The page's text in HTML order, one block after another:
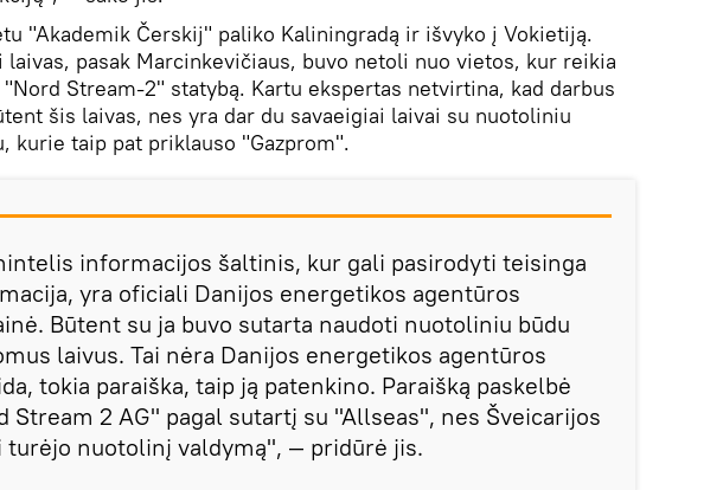
"Akademik Čerskij" paliko Kaliningradą ir išvyko į Vokietiją.
laivas, pasak Marcinkevičiaus, buvo netoli nuo vietos, kur reikia
Stream-2" statybą. Kartu ekspertas netvirtina, kad darbus
šis laivas, nes yra dar du savaeigiai laivai su nuotoliniu
kurie taip pat priklauso "Gazprom".
informacijos šaltinis, kur gali pasirodyti teisinga
yra oficiali Danijos energetikos agentūros
Būtent su ja buvo sutarta naudoti nuotoliniu būdu
laivus. Tai nėra Danijos energetikos agentūros
tokia paraiška, taip ją patenkino. Paraišką paskelbė
Stream 2 AG" pagal sutartį su "Allseas", nes Šveicarijos
turėjo nuotolinį valdymą", — pridūrė jis.